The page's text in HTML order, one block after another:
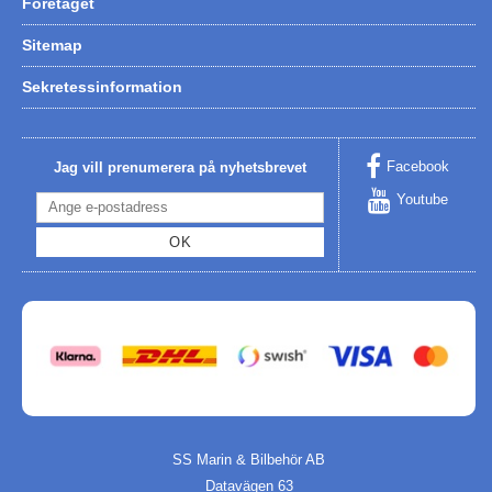
Företaget
Sitemap
Sekretessinformation
Jag vill prenumerera på nyhetsbrevet
OK
Facebook
Youtube
SS Marin & Bilbehör AB
Datavägen 63